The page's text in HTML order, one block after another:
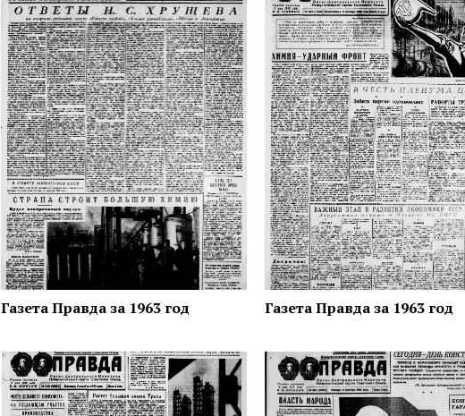
Газета Правда за 1963 год Газета Правда за 1963 год